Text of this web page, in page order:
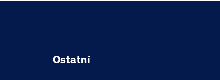
Ostatní